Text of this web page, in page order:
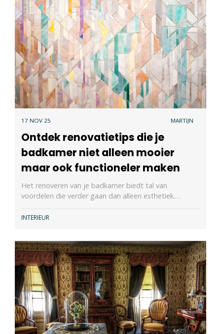
17 NOV 25 MARTIJN
Ontdek renovatietips die je
badkamer niet alleen mooier
maar ook functioneler maken
Het renoveren van je badkamer biedt tal van
voordelen die verder gaan dan alleen esthetiek.…
INTERIEUR